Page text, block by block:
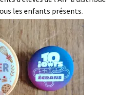
les enfants présents.